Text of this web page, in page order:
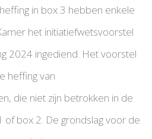
in box 3 hebben enkele
het initiatiefwetsvoorstel
2024 ingediend. Het voorstel
heffing van
die niet zijn betrokken in de
of box 2. De grondslag voor de